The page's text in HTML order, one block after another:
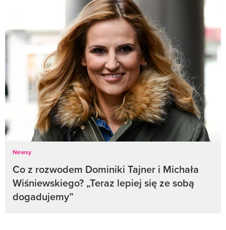
Newsy
Co z rozwodem Dominiki Tajner i Michała
Wiśniewskiego? „Teraz lepiej się ze sobą
dogadujemy”